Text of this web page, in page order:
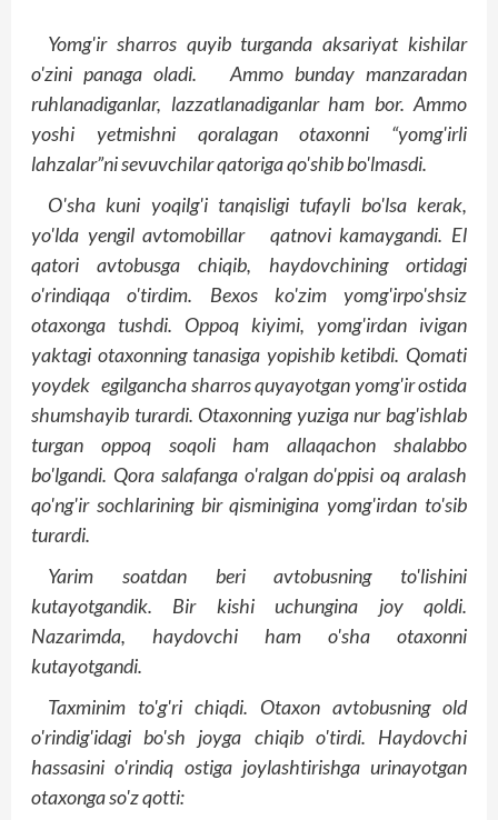
Yomg'ir sharros quyib turganda aksariyat kishilar
o'zini panaga oladi. Ammo bunday manzaradan
ruhlanadiganlar, lazzatlanadiganlar ham bor. Ammo
yoshi yetmishni qoralagan otaxonni “yomg'irli
lahzalar”ni sevuvchilar qatoriga qo'shib bo'lmasdi.
O'sha kuni yoqilg'i tanqisligi tufayli bo'lsa kerak,
yo'lda yengil avtomobillar qatnovi kamaygandi. El
qatori avtobusga chiqib, haydovchining ortidagi
o'rindiqqa o'tirdim. Bexos ko'zim yomg'irpo'shsiz
otaxonga tushdi. Oppoq kiyimi, yomg'irdan ivigan
yaktagi otaxonning tanasiga yopishib ketibdi. Qomati
yoydek egilgancha sharros quyayotgan yomg'ir ostida
shumshayib turardi. Otaxonning yuziga nur bag'ishlab
turgan oppoq soqoli ham allaqachon shalabbo
bo'lgandi. Qora salafanga o'ralgan do'ppisi oq aralash
qo'ng'ir sochlarining bir qisminigina yomg'irdan to'sib
turardi.
Yarim soatdan beri avtobusning to'lishini
kutayotgandik. Bir kishi uchungina joy qoldi.
Nazarimda, haydovchi ham o'sha otaxonni
kutayotgandi.
Taxminim to'g'ri chiqdi. Otaxon avtobusning old
o'rindig'idagi bo'sh joyga chiqib o'tirdi. Haydovchi
hassasini o'rindiq ostiga joylashtirishga urinayotgan
otaxonga so'z qotti: